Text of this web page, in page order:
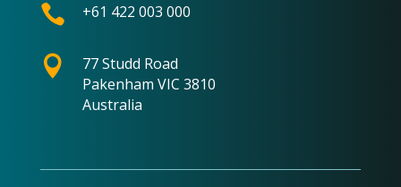
 +61 422 003 000

77 Studd Road
Pakenham VIC 3810
Australia